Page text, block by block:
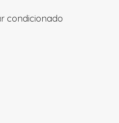
condicionado